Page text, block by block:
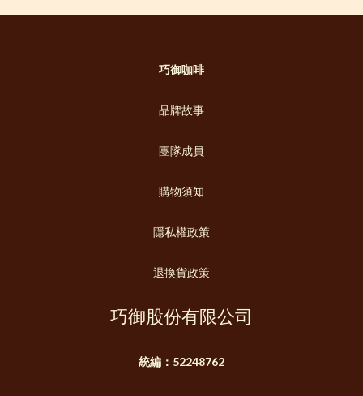
巧御咖啡
品牌故事
團隊成員
購物須知
隱私權政策
退換貨政策
巧御股份有限公司
統編：52248762